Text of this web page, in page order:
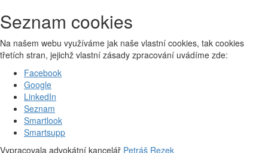
Seznam cookies
Na našem webu využíváme jak naše vlastní cookies, tak cookies
třetích stran, jejichž vlastní zásady zpracování uvádíme zde:
Facebook
Google
LinkedIn
Seznam
Smartlook
Smartsupp
Vypracovala advokátní kancelář Petráš Rezek